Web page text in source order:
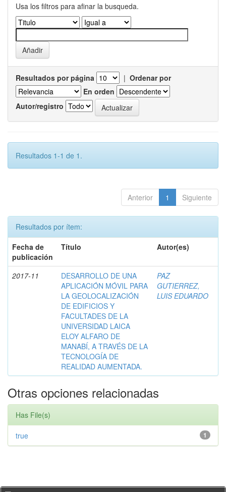
Usa los filtros para afinar la busqueda.
Resultados por página | Ordenar por
En orden
Autor/registro
Resultados 1-1 de 1.
Anterior 1 Siguiente
Resultados por ítem:
Fecha de
publicación
Título Autor(es)
2017-11
DESARROLLO DE UNA
APLICACIÓN MÓVIL PARA
LA GEOLOCALIZACIÓN
DE EDIFICIOS Y
FACULTADES DE LA
UNIVERSIDAD LAICA
ELOY ALFARO DE
MANABÍ, A TRAVÉS DE LA
TECNOLOGÍA DE
REALIDAD AUMENTADA.
PAZ
GUTIERREZ,
LUIS EDUARDO
Otras opciones relacionadas
Has File(s)
1
true